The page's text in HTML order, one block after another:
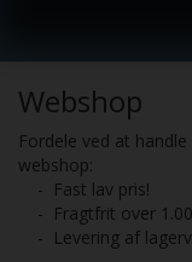
Webshop
Fordele ved at
webshop:
- Fast lav pris!
- Fragtfrit over
- Levering af